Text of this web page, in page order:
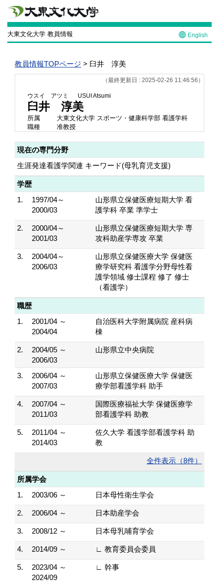
大東文化大学 教員情報 English
教員情報TOPページ > 臼井 淳美
（最終更新日 : 2025-02-26 11:46:56）
ウスイ アツミ USUI Atsumi
臼井 淳美
所属
大東文化大学 スポーツ・健康科学部 看護学科
職種
准教授
現在の専門分野
生涯発達看護学関連 キーワード(母乳育児支援)
学歴
1.
1997/04～
2000/03
山形県立保健医療短期大学 看
護学科 卒業 準学士
2.
2000/04～
2001/03
山形県立保健医療短期大学 専
攻科助産学専攻 卒業
3.
2004/04～
2006/03
山形県立保健医療大学 保健医
療学研究科 看護学分野母性看
護学領域 修士課程 修了 修士
（看護学）
職歴
1.
2001/04 ～
2004/04
自治医科大学附属病院 産科病
棟
2.
2004/05 ～
2006/03
山形県立中央病院
3.
2006/04 ～
2007/03
山形県立保健医療大学 保健医
療学部看護学科 助手
4.
2007/04 ～
2011/03
国際医療福祉大学 保健医療学
部看護学科 助教
5.
2011/04 ～
2014/03
佐久大学 看護学部看護学科 助
教
全件表示（8件）
所属学会
1.
2003/06 ～ 日本母性衛生学会
2. 2006/04 ～ 日本助産学会
3. 2008/12 ～ 日本母乳哺育学会
4. 2014/09 ～ ∟ 教育委員会委員
5.
2023/04 ～
2024/09
∟ 幹事